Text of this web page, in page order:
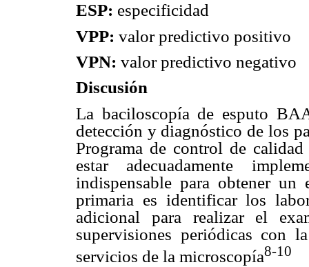
ESP: especificidad
VPP: valor predictivo positivo
VPN: valor predictivo negativo
Discusión
La baciloscopía de esputo
detección y diagnóstico de los
Programa de control de calidad
estar adecuadamente
indispensable para obtener un
primaria es identificar los
adicional para realizar el
supervisiones periódicas con
servicios de la microscopía8-10